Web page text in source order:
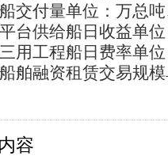
交付量单位：万总
台供给船日收益单
用工程船日费率单
舶融资租赁交易规
容